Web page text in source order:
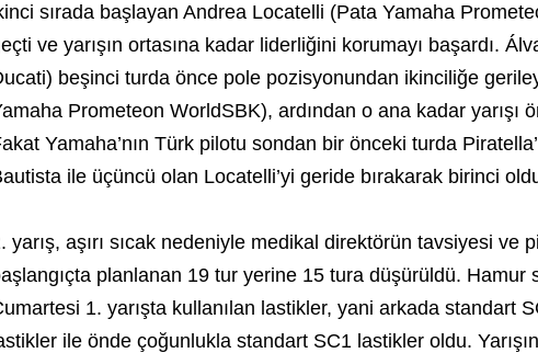
sırada başlayan Andrea Locatelli (Pata Yamaha
ve yarışın ortasına kadar liderliğini korumayı başardı.
beşinci turda önce pole pozisyonundan ikinciliğe
Prometeon WorldSBK), ardından o ana kadar yarışı
Yamaha’nın Türk pilotu sondan bir önceki turda
ile üçüncü olan Locatelli’yi geride bırakarak birinci
yarış, aşırı sıcak nedeniyle medikal direktörün tavsiyesi ve
planlanan 19 tur yerine 15 tura düşürüldü. Hamur
1. yarışta kullanılan lastikler, yani arkada standart
ile önde çoğunlukla standart SC1 lastikler oldu.